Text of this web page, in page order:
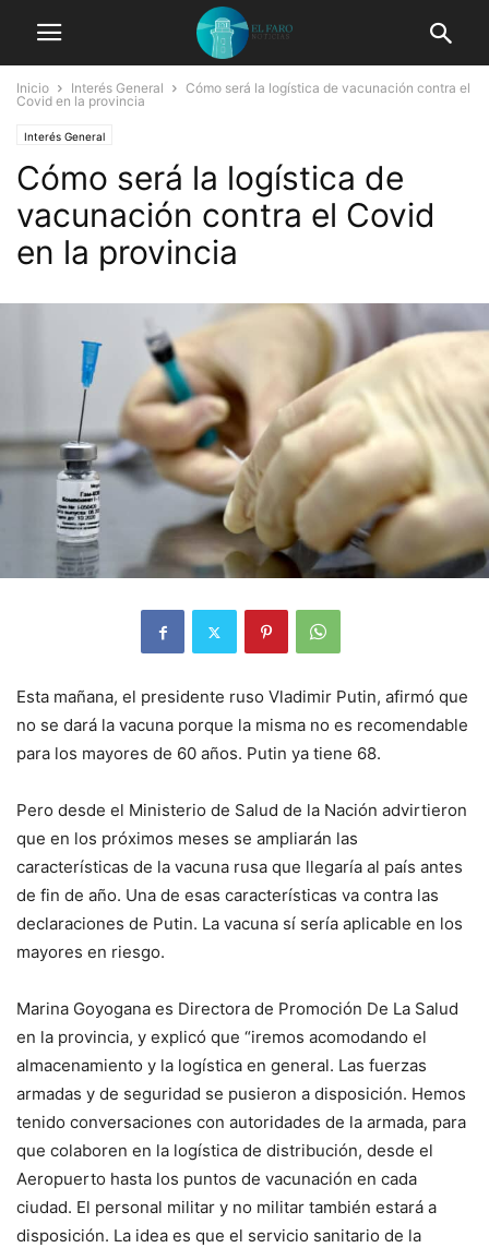
Inicio Interés General
Cómo será la logística de vacunación contra el
Covid en la provincia
Interés General
Cómo será la logística de
vacunación contra el Covid
en la provincia
Esta mañana, el presidente ruso Vladimir Putin, afirmó que
no se dará la vacuna porque la misma no es recomendable
para los mayores de 60 años. Putin ya tiene 68.
Pero desde el Ministerio de Salud de la Nación advirtieron
que en los próximos meses se ampliarán las
características de la vacuna rusa que llegaría al país antes
de fin de año. Una de esas características va contra las
declaraciones de Putin. La vacuna sí sería aplicable en los
mayores en riesgo.
Marina Goyogana es Directora de Promoción De La Salud
en la provincia, y explicó que “iremos acomodando el
almacenamiento y la logística en general. Las fuerzas
armadas y de seguridad se pusieron a disposición. Hemos
tenido conversaciones con autoridades de la armada, para
que colaboren en la logística de distribución, desde el
Aeropuerto hasta los puntos de vacunación en cada
ciudad. El personal militar y no militar también estará a
disposición. La idea es que el servicio sanitario de la